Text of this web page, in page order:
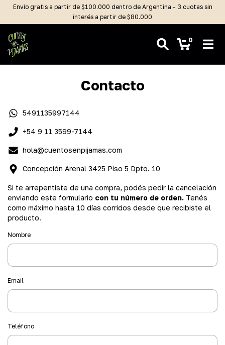
Envío gratis a partir de $100.000 dentro de Argentina - 3 cuotas sin
interés a partir de $80.000
0
Contacto
5491135997144
+54 9 11 3599-7144
hola@cuentosenpijamas.com
Concepción Arenal 3425 Piso 5 Dpto. 10
Si te arrepentiste de una compra, podés pedir la cancelación
enviando este formulario con tu número de orden. Tenés
como máximo hasta 10 días corridos desde que recibiste el
producto.
Nombre
Email
Teléfono